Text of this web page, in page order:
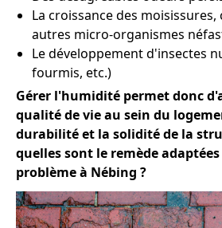
La croissance des
autres micro-organismes
Le développement d'insectes
fourmis, etc.)
Gérer l'humidité permet donc
qualité de vie au sein du
durabilité et la solidité de la
quelles sont le remède
problème à Nébing ?